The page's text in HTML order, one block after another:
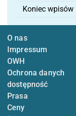
Koniec wpisów
O nas
Impressum
OWH
Ochrona danych
dostępność
Prasa
Ceny